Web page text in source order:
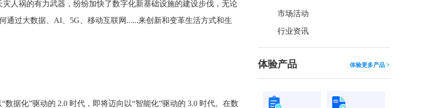
信创
安全可控的信创 全面适配
专精特新
助力专精特新企业实力进阶 构建一体化协同运营管理平台
智能风控合规
穿透式智能合同
全级次穿透，数智驱动科技管理 数智赋能人力，全域一体管控 企业人力穿透合规管控
市场活动
行业资讯
体验产品 体验更多产品 >
人祸的有力武器，纷纷加快了数字化新基础设施的建设步伐，无论
通过大数据、AI、5G、移动互联网......来创新和变革生活方式和生
据化”驱动的 2.0 时代，即将迈向以“智能化”驱动的 3.0 时代。在数